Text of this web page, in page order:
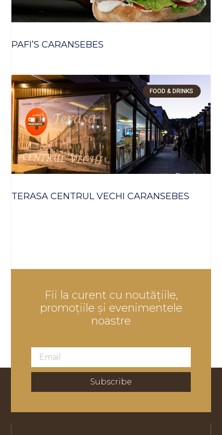
PAFI’S CARANSEBES
FOOD & DRINKS
TERASA CENTRUL VECHI CARANSEBES
Fii la curent cu noutățiile,
promoțiile și evenimentele
noastre
Subscribe